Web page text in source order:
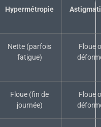
Hypermétropie
Nette (parfois
fatigue)
Floue
Floue (fin de
journée)
Floue